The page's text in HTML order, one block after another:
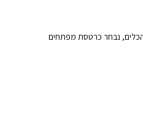
הכלים, נבחר כרטסת מפתחים